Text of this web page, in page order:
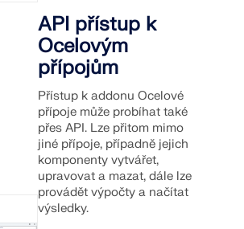
spoje
ocelové spoje pomocí
s EN 1993‑1‑8 a AISC 360, plně
RFEM 6 pro rychlejší a
API přístup k
Ocelovým
přípojům
Přístup k addonu Ocelové
přípoje může probíhat také
přes API. Lze přitom mimo
jiné přípoje, případně jejich
komponenty vytvářet,
upravovat a mazat, dále lze
provádět výpočty a načítat
výsledky.